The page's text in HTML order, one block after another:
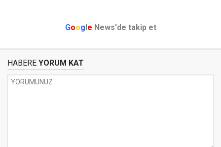
Google News'de takip et
HABERE YORUM KAT